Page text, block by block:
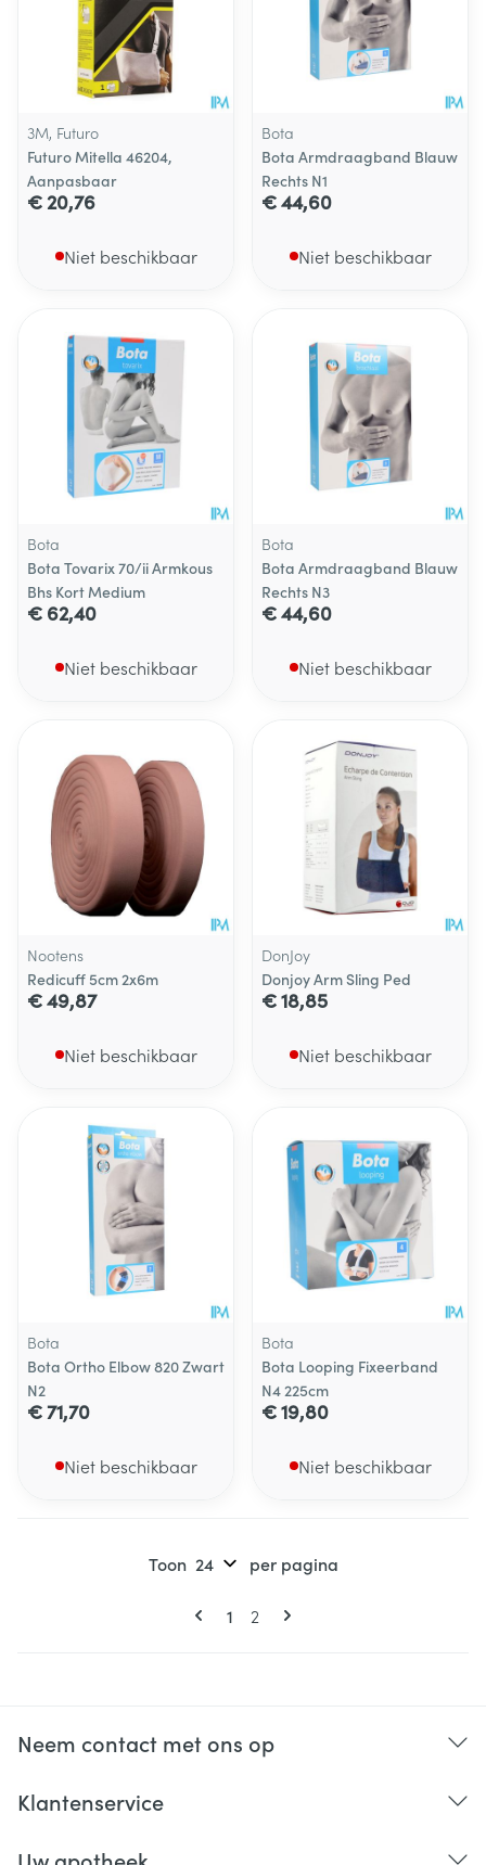
3M, Futuro
Futuro Mitella 46204,
Aanpasbaar
€ 20,76
Niet beschikbaar
Bota
Bota Armdraagband Blauw
Rechts N1
€ 44,60
Niet beschikbaar
Bota
Bota Tovarix 70/ii Armkous
Bhs Kort Medium
€ 62,40
Niet beschikbaar
Bota
Bota Armdraagband Blauw
Rechts N3
€ 44,60
Niet beschikbaar
Nootens
Redicuff 5cm 2x6m
€ 49,87
Niet beschikbaar
DonJoy
Donjoy Arm Sling Ped
€ 18,85
Niet beschikbaar
Bota
Bota Ortho Elbow 820 Zwart
N2
€ 71,70
Niet beschikbaar
Bota
Bota Looping Fixeerband
N4 225cm
€ 19,80
Niet beschikbaar
Pagina's
U lees momenteel pagina
1 Pagina
2
Toon per pagina
Neem contact met ons op
Klantenservice